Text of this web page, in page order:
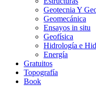
Geotecnia Y
Geomecánica
Ensayos in situ
Geofísica
Hidrología e
Energía
Gratuitos
Topografía
Book